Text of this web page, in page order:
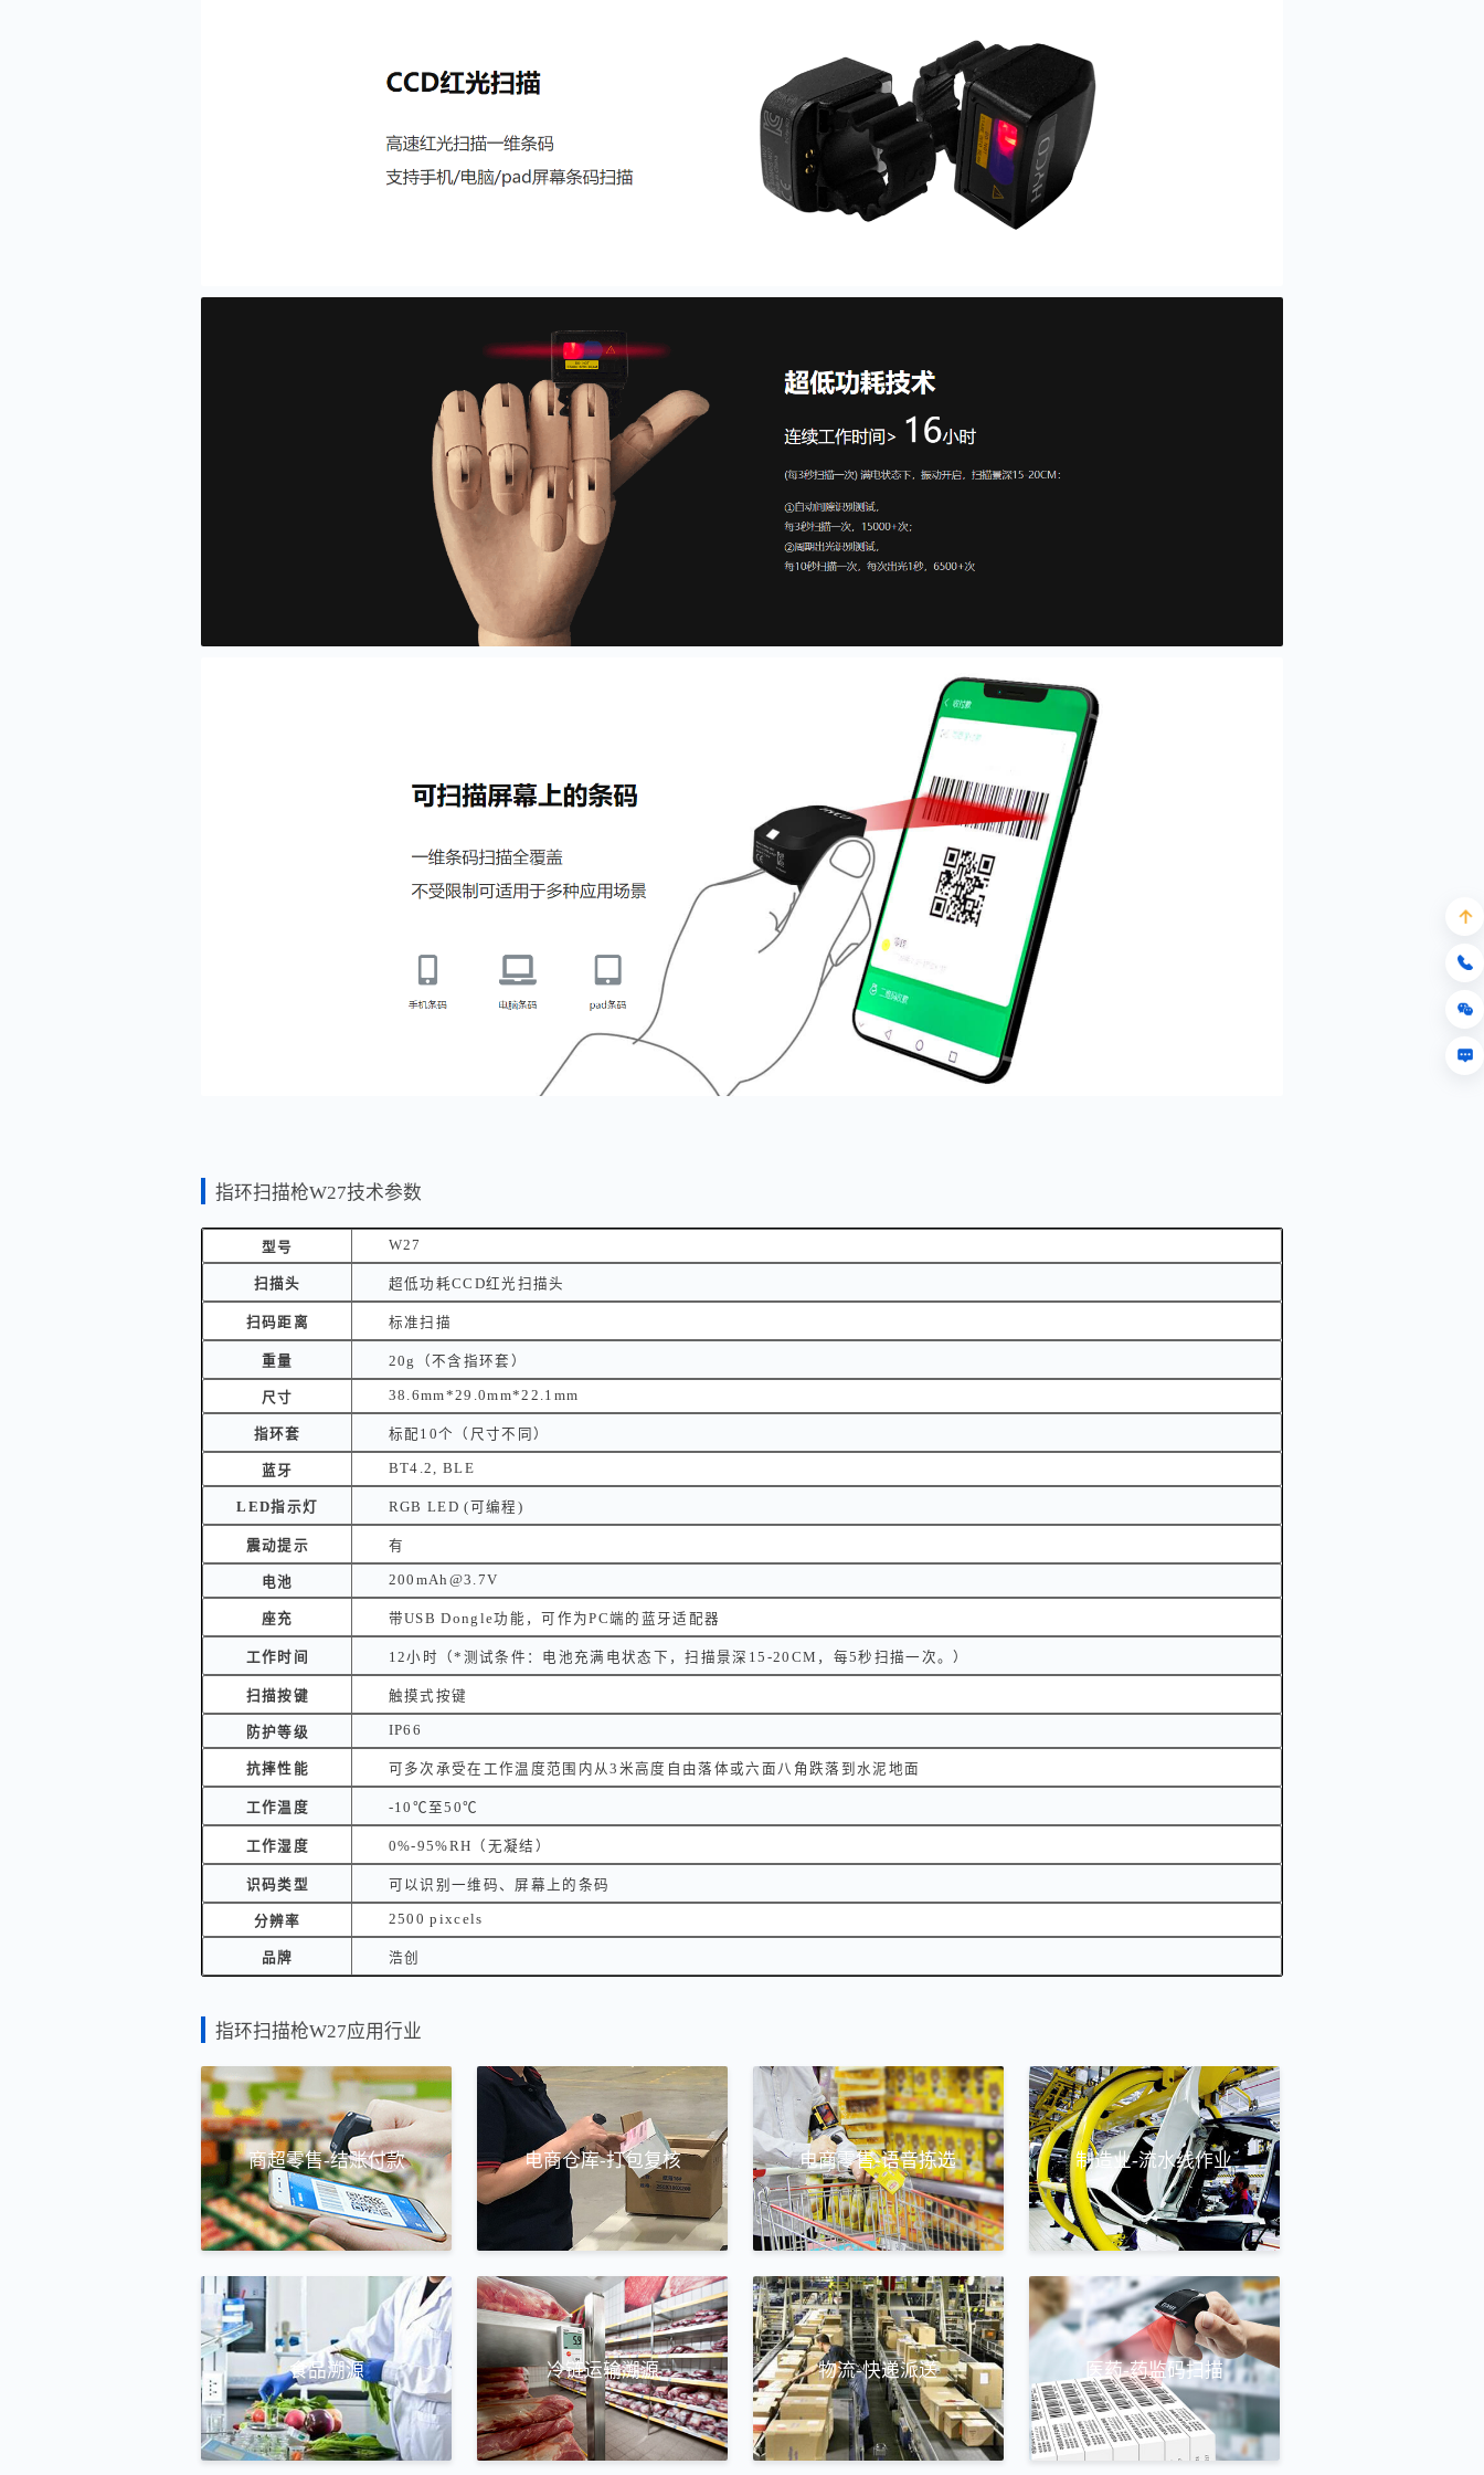
指环扫描枪W27技术参数
型号 W27
扫描头 超低功耗CCD红光扫描头
扫码距离 标准扫描
重量 20g（不含指环套）
尺寸 38.6mm*29.0mm*22.1mm
指环套 标配10个（尺寸不同）
蓝牙 BT4.2, BLE
LED指示灯 RGB LED (可编程)
震动提示 有
电池 200mAh@3.7V
座充 带USB Dongle功能，可作为PC端的蓝牙适配器
工作时间 12小时（*测试条件：电池充满电状态下，扫描景深15-20CM，每5秒扫描一次。）
扫描按键 触摸式按键
防护等级 IP66
抗摔性能 可多次承受在工作温度范围内从3米高度自由落体或六面八角跌落到水泥地面
工作温度 -10℃至50℃
工作湿度 0%-95%RH（无凝结）
识码类型 可以识别一维码、屏幕上的条码
分辨率 2500 pixcels
品牌 浩创
指环扫描枪W27应用行业
商超零售-结账付款 电商仓库-打包复核 电商零售-语音拣选 制造业-流水线作业
食品溯源 冷链运输溯源 物流-快递派送 医药-药监码扫描